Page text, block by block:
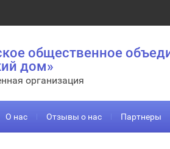
общественное
дом»
организация
О нас Отзывы о нас Партнеры